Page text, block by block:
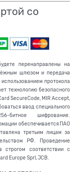
со
перенаправлены на
шлюзом и передача
протокола
технологию безопасного
SecureCode, MIR Accept,
ввод специального
битное шифрование.
обеспечивается ПАО
третьим лицам за
РФ. Проведение
строгом соответствии с
Europe Sprl, JCB.